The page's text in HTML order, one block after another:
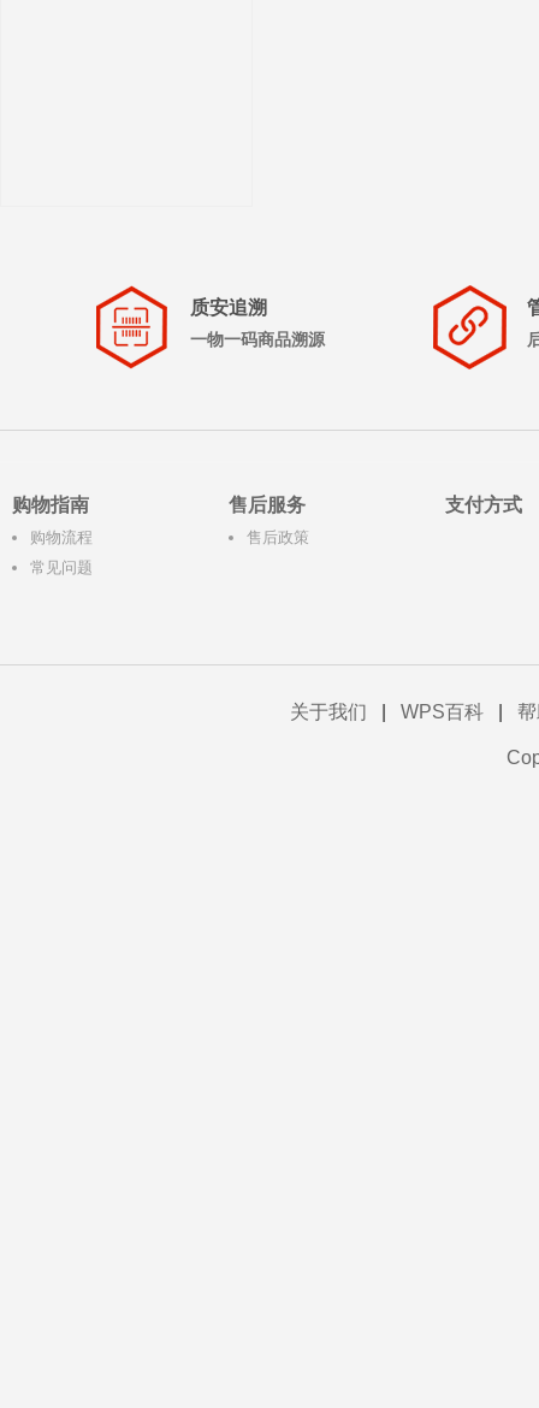
质安追溯
一物一码商品溯源
购物指南
购物流程
常见问题
售后服务
售后政策
支付方式
关于我们 WPS百科